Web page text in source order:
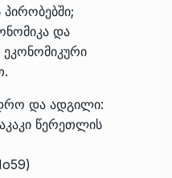
და
დრო და ადგილი:
წერეთლის